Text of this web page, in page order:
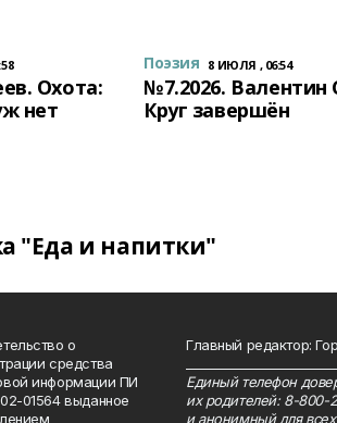
Охота:
нет
Поэзия 8 ИЮЛЯ , 06:54
№7.2026. Валентин
Круг завершён
"Еда и напитки"
о
средства
информации ПИ
01564 выданное
Главный редактор:
Единый телефон
их родителей: 8-800-
и анонимный для